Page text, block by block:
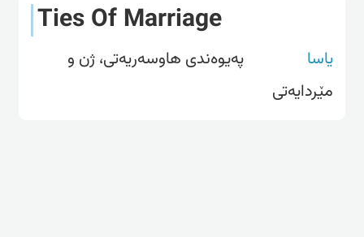
Ties Of Marriage
یاسا
پەیوەندی هاوسەریەتی، ژن و
مێردایەتی